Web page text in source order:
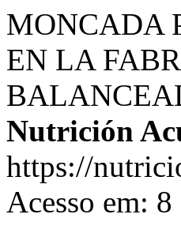
MONCADA
EN LA
Nutrición
https://
Acesso em: